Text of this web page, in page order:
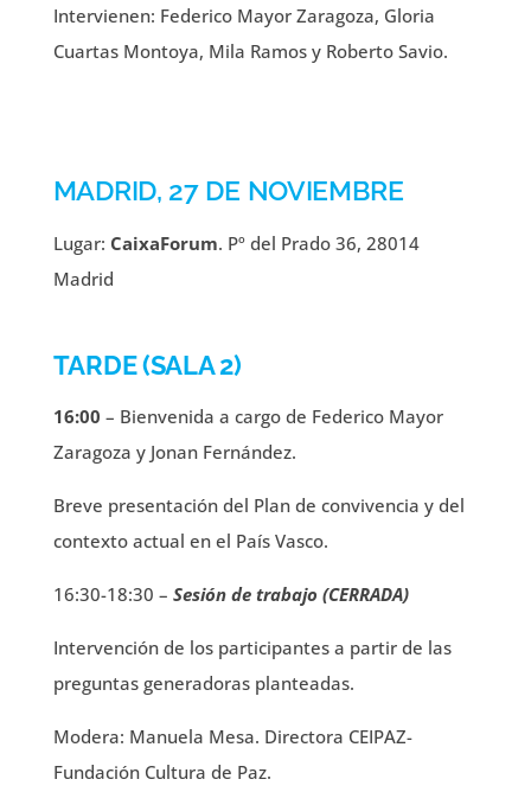
Intervienen: Federico Mayor Zaragoza, Gloria
Cuartas Montoya, Mila Ramos y Roberto Savio.
MADRID, 27 DE NOVIEMBRE
Lugar: CaixaForum. Pº del Prado 36, 28014
Madrid
TARDE (SALA 2)
16:00 – Bienvenida a cargo de Federico Mayor
Zaragoza y Jonan Fernández.
Breve presentación del Plan de convivencia y del
contexto actual en el País Vasco.
16:30-18:30 – Sesión de trabajo (CERRADA)
Intervención de los participantes a partir de las
preguntas generadoras planteadas.
Modera: Manuela Mesa. Directora CEIPAZ-
Fundación Cultura de Paz.